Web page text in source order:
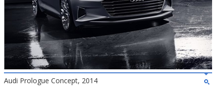
Audi Prologue Concept, 2014